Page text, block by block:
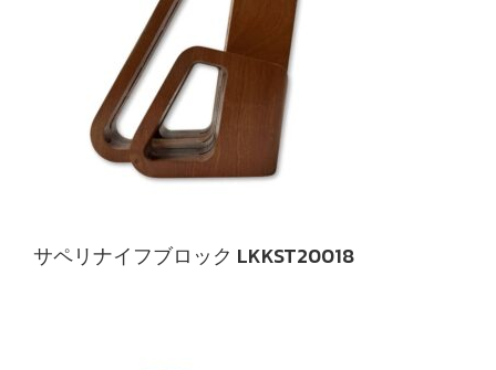
サペリナイフブロック LKKST20018